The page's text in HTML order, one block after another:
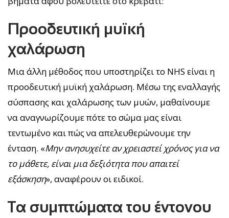
Προοδευτική μυϊκή
χαλάρωση
Μια άλλη μέθοδος που υποστηρίζει το NHS είναι η
προοδευτική μυϊκή χαλάρωση. Μέσω της εναλλαγής
σύσπασης και χαλάρωσης των μυών, μαθαίνουμε
να αναγνωρίζουμε πότε το σώμα μας είναι
τεντωμένο και πώς να απελευθερώνουμε την
ένταση. «Μην ανησυχείτε αν χρειαστεί χρόνος για να
το μάθετε, είναι μια δεξιότητα που απαιτεί
εξάσκηση», αναφέρουν οι ειδικοί.
Τα συμπτώματα του έντονου